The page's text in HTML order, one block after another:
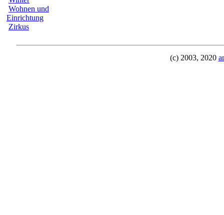
Wohnen und
Einrichtung
Zirkus
(c) 2003, 2020